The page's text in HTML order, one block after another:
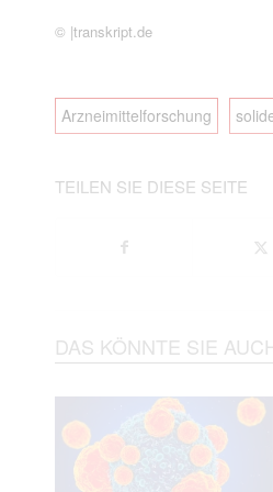
© |transkript.de
Arzneimittelforschung
TEILEN SIE DIESE SEITE
DAS KÖNNTE SIE